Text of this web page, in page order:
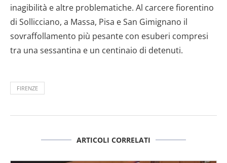
inagibilità e altre problematiche. Al carcere fiorentino
di Sollicciano, a Massa, Pisa e San Gimignano il
sovraffollamento più pesante con esuberi compresi
tra una sessantina e un centinaio di detenuti.
FIRENZE
ARTICOLI CORRELATI